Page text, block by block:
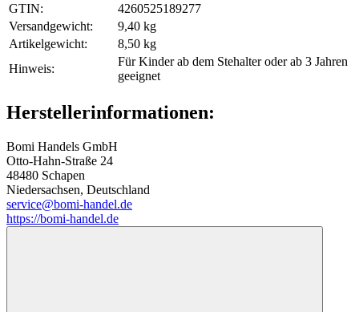
GTIN:
4260525189277
Versandgewicht‍:
9,40 kg
Artikelgewicht‍:
8,50 kg
Hinweis‍:
Für Kinder ab dem Stehalter oder ab 3 Jahren
geeignet
Herstellerinformationen:
Bomi Handels GmbH
Otto-Hahn-Straße 24
48480 Schapen
Niedersachsen, Deutschland
service@bomi-handel.de
https://bomi-handel.de